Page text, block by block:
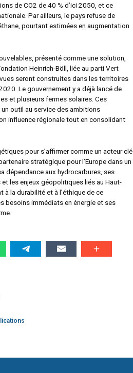
de CO2 de 40 % d’ici 2050, et ce
Par ailleurs, le pays refuse de
pourtant estimées en augmentation
présenté comme une solution,
Heinrich-Böll, liée au parti Vert
seront construites dans les territoires
Le gouvernement y a déjà lancé de
et plusieurs fermes solaires. Ces
outil au service des ambitions
influence régionale tout en consolidant
pour s’affirmer comme un acteur clé
stratégique pour l’Europe dans un
dépendance aux hydrocarbures, ses
les enjeux géopolitiques liés au Haut-
la durabilité et à l’éthique de ce
besoins immédiats en énergie et ses